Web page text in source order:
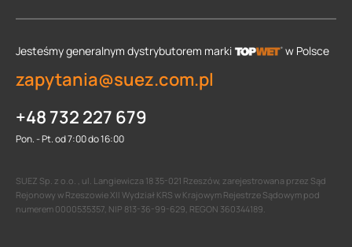
Jesteśmy generalnym dystrybutorem marki w Polsce
zapytania@suez.com.pl
+48 732 227 679
Pon. - Pt. od 7:00 do 16:00
SUEZ Sp. z o.o. , ul. Langiewicza 18 35-021 Rzeszów, zarejestrowana przez Sąd
Rejonowy w Rzeszowie XII Wydział KRS w Krajowym Rejestrze Sądowym pod
numerem 0000535357, NIP 813-36-99-629, REGON 360344189.